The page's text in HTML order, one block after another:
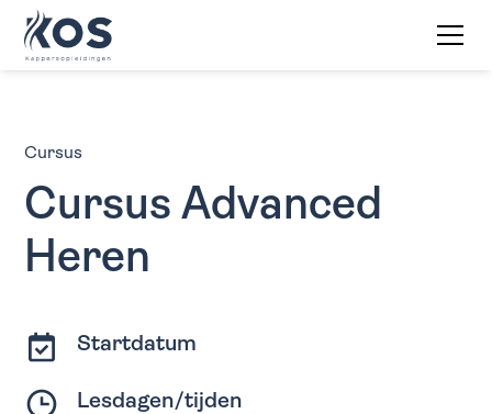
Cursus
Cursus Advanced
Heren
Startdatum
Lesdagen/tijden